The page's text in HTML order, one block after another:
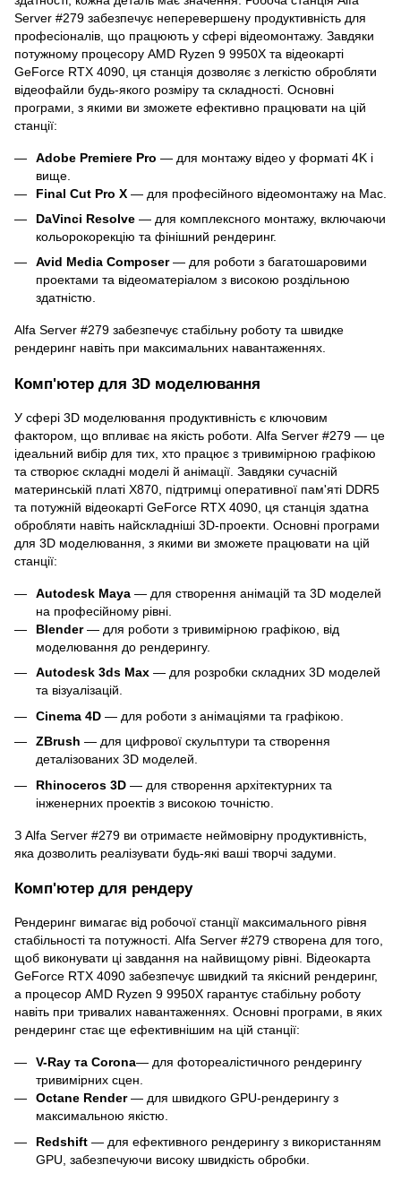
Server #279 забезпечує неперевершену продуктивність для
професіоналів, що працюють у сфері відеомонтажу. Завдяки
потужному процесору AMD Ryzen 9 9950X та відеокарті
GeForce RTX 4090, ця станція дозволяє з легкістю обробляти
відеофайли будь-якого розміру та складності. Основні
програми, з якими ви зможете ефективно працювати на цій
станції:
Adobe Premiere Pro — для монтажу відео у форматі 4K і
вище.
Final Cut Pro X — для професійного відеомонтажу на Mac.
DaVinci Resolve — для комплексного монтажу, включаючи
кольорокорекцію та фінішний рендеринг.
Avid Media Composer— для роботи з багатошаровими
проектами та відеоматеріалом з високою роздільною
здатністю.
Alfa Server #279 забезпечує стабільну роботу та швидке
рендеринг навіть при максимальних навантаженнях.
Комп'ютер для 3D моделювання
У сфері 3D моделювання продуктивність є ключовим
фактором, що впливає на якість роботи. Alfa Server #279 — це
ідеальний вибір для тих, хто працює з тривимірною графікою
та створює складні моделі й анімації. Завдяки сучасній
материнській платі X870, підтримці оперативної пам'яті DDR5
та потужній відеокарті GeForce RTX 4090, ця станція здатна
обробляти навіть найскладніші 3D-проекти. Основні програми
для 3D моделювання, з якими ви зможете працювати на цій
станції:
Autodesk Maya — для створення анімацій та 3D моделей
на професійному рівні.
Blender— для роботи з тривимірною графікою, від
моделювання до рендерингу.
Autodesk 3ds Max — для розробки складних 3D моделей
та візуалізацій.
Cinema 4D — для роботи з анімаціями та графікою.
ZBrush — для цифрової скульптури та створення
деталізованих 3D моделей.
Rhinoceros 3D — для створення архітектурних та
інженерних проектів з високою точністю.
З Alfa Server #279 ви отримаєте неймовірну продуктивність,
яка дозволить реалізувати будь-які ваші творчі задуми.
Комп'ютер для рендеру
Рендеринг вимагає від робочої станції максимального рівня
стабільності та потужності. Alfa Server #279 створена для того,
щоб виконувати ці завдання на найвищому рівні. Відеокарта
GeForce RTX 4090 забезпечує швидкий та якісний рендеринг,
а процесор AMD Ryzen 9 9950X гарантує стабільну роботу
навіть при тривалих навантаженнях. Основні програми, в яких
рендеринг стає ще ефективнішим на цій станції:
V-Ray та Corona— для фотореалістичного рендерингу
тривимірних сцен.
Octane Render— для швидкого GPU-рендерингу з
максимальною якістю.
Redshift — для ефективного рендерингу з використанням
GPU, забезпечуючи високу швидкість обробки.